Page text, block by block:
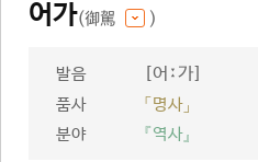
어가(御駕 )
발음 [어ː가]
품사
「명사」
분야
『역사』